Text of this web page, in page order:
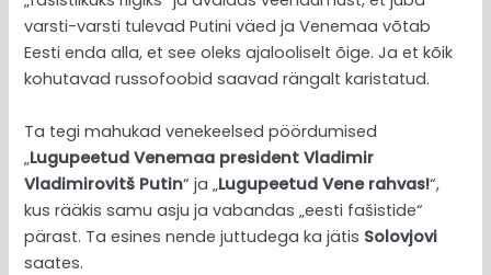
varsti-varsti tulevad Putini väed ja Venemaa võtab
Eesti enda alla, et see oleks ajalooliselt õige. Ja et kõik
kohutavad russofoobid saavad rängalt karistatud.
Ta tegi mahukad venekeelsed pöördumised
„Lugupeetud Venemaa president Vladimir
Vladimirovitš Putin“ ja „Lugupeetud Vene rahvas!“,
kus rääkis samu asju ja vabandas „eesti fašistide“
pärast. Ta esines nende juttudega ka jätis Solovjovi
saates.